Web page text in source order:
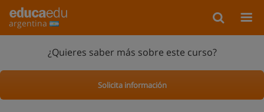
argentina
¿Quieres saber más sobre este curso?
Solicita información